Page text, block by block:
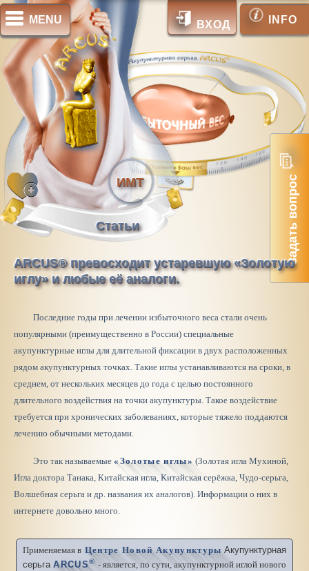
MENU
ИМТ
Статьи
ВХОД
Задать вопрос
INFO
ARCUS® превосходит устаревшую «Золотую
иглу» и любые её аналоги.
Последние годы при лечении избыточного веса стали очень
популярными (преимущественно в России) специальные
акупунктурные иглы для длительной фиксации в двух расположенных
рядом акупунктурных точках. Такие иглы устанавливаются на сроки, в
среднем, от нескольких месяцев до года с целью постоянного
длительного воздействия на точки акупунктуры. Такое воздействие
требуется при хронических заболеваниях, которые тяжело поддаются
лечению обычными методами.
Это так называемые«Золотые иглы» (Золотая игла Мухиной,
Игла доктора Танака, Китайская игла, Китайская серёжка, Чудо-серьга,
Волшебная серьга и др. названия их аналогов). Информации о них в
интернете довольно много.
Применяемая в Центре Новой Акупунктуры Акупунктурная
серьгаARCUS® - является, по сути, акупунктурной иглой нового